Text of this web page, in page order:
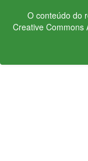
O conteúdo do
Creative Commons